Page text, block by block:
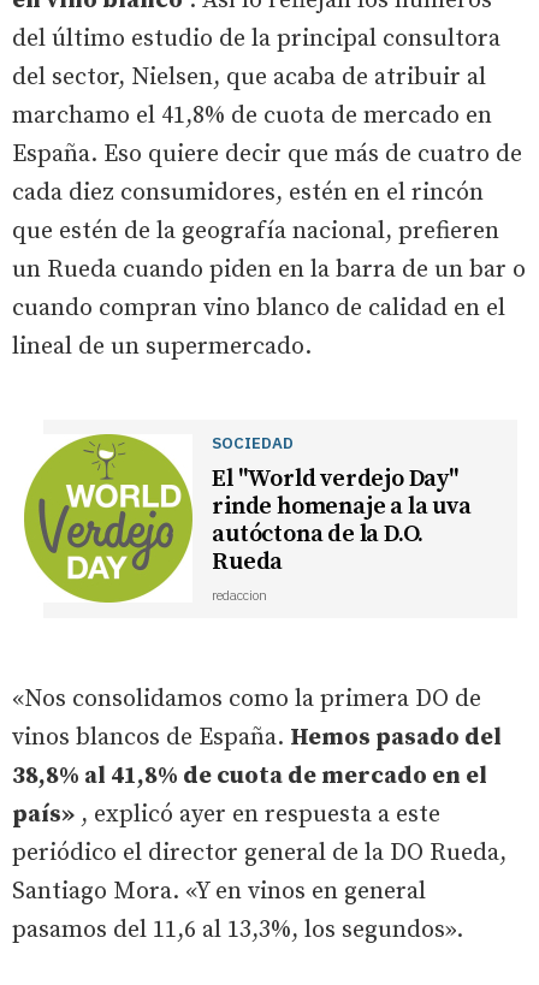
del último estudio de la principal consultora
del sector, Nielsen, que acaba de atribuir al
marchamo el 41,8% de cuota de mercado en
España. Eso quiere decir que más de cuatro de
cada diez consumidores, estén en el rincón
que estén de la geografía nacional, prefieren
un Rueda cuando piden en la barra de un bar o
cuando compran vino blanco de calidad en el
lineal de un supermercado.
SOCIEDAD
El "World verdejo Day"
rinde homenaje a la uva
autóctona de la D.O.
Rueda
redaccion
«Nos consolidamos como la primera DO de
vinos blancos de España. Hemos pasado del
38,8% al 41,8% de cuota de mercado en el
país» , explicó ayer en respuesta a este
periódico el director general de la DO Rueda,
Santiago Mora. «Y en vinos en general
pasamos del 11,6 al 13,3%, los segundos».